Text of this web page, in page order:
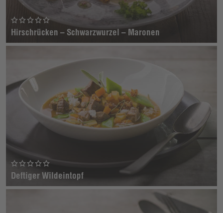
Hirschrücken – Schwarzwurzel – Maronen
Deftiger Wildeintopf